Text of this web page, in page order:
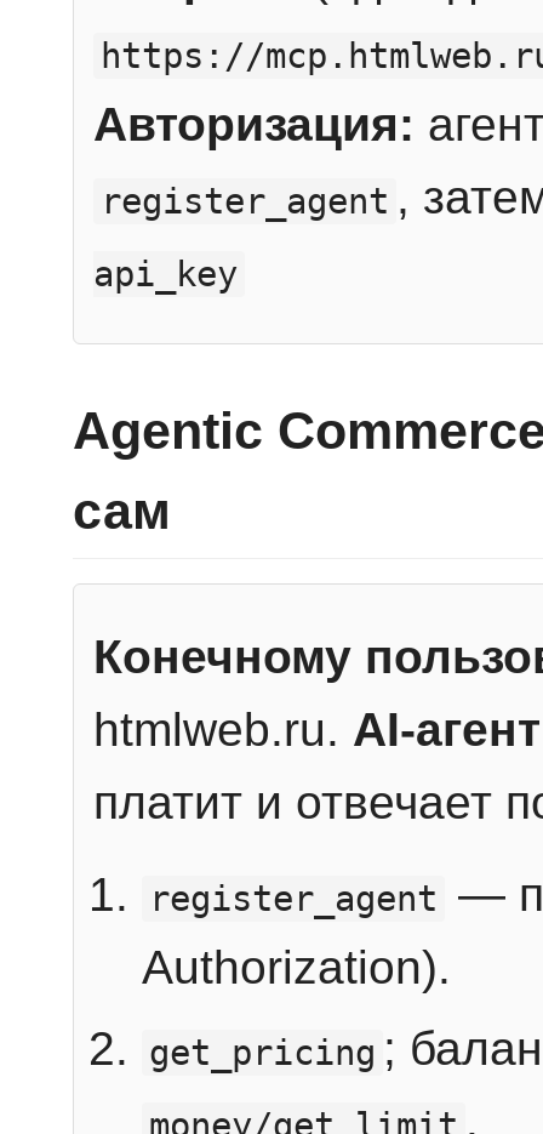
https://
Авторизация:
register_agent ,
api_key
Agentic
сам
Конечному
htmlweb.ru. AI-агент
платит и отвечает
register_agent —
Authorization).
get_pricing ;
.